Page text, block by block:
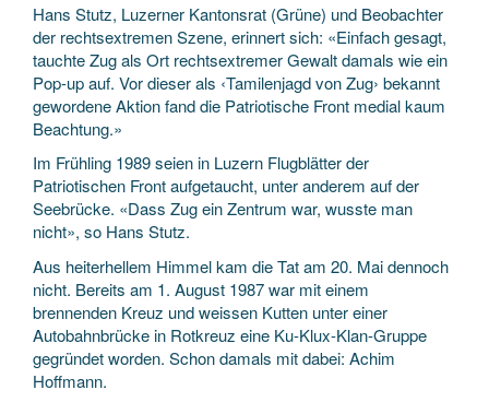
Hans Stutz, Luzerner Kantonsrat (Grüne) und Beobachter
der rechtsextremen Szene, erinnert sich: «Einfach gesagt,
tauchte Zug als Ort rechtsextremer Gewalt damals wie ein
Pop-up auf. Vor dieser als ‹Tamilenjagd von Zug› bekannt
gewordene Aktion fand die Patriotische Front medial kaum
Beachtung.»
Im Frühling 1989 seien in Luzern Flugblätter der
Patriotischen Front aufgetaucht, unter anderem auf der
Seebrücke. «Dass Zug ein Zentrum war, wusste man
nicht», so Hans Stutz.
Aus heiterhellem Himmel kam die Tat am 20. Mai dennoch
nicht. Bereits am 1. August 1987 war mit einem
brennenden Kreuz und weissen Kutten unter einer
Autobahnbrücke in Rotkreuz eine Ku-Klux-Klan-Gruppe
gegründet worden. Schon damals mit dabei: Achim
Hoffmann.